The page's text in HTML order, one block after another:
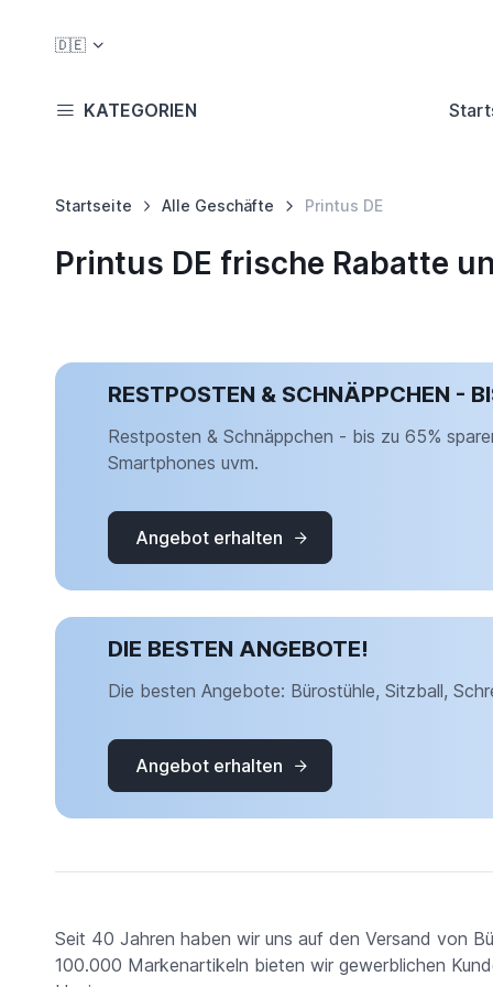
🇩🇪
KATEGORIEN
Startseite Alle Geschäfte Printus DE
Printus DE frische Rabatte
RESTPOSTEN & SCHNÄPPCHEN -
Restposten & Schnäppchen - bis zu 65%
Smartphones uvm.
Angebot erhalten
DIE BESTEN ANGEBOTE!
Die besten Angebote: Bürostühle, Sitzball,
Angebot erhalten
Seit 40 Jahren haben wir uns auf den Versand von
100.000 Markenartikeln bieten wir gewerblichen